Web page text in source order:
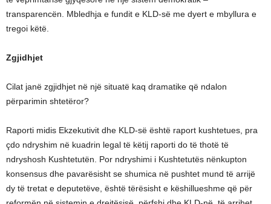
transparencën. Mbledhja e fundit e KLD-së me dyert e mbyllura e
tregoi këtë.
Zgjidhjet
Cilat janë zgjidhjet në një situatë kaq dramatike që ndalon
përparimin shtetëror?
Raporti midis Ekzekutivit dhe KLD-së është raport kushtetues, pra
çdo ndryshim në kuadrin legal të këtij raporti do të thotë të
ndryshosh Kushtetutën. Por ndryshimi i Kushtetutës nënkupton
konsensus dhe pavarësisht se shumica në pushtet mund të arrijë
dy të tretat e deputetëve, është tërësisht e këshillueshme që për